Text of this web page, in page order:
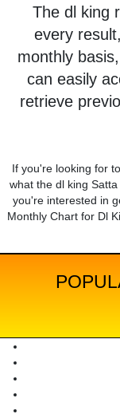
The dl king
every
monthly
can easily
retrieve
If you're looking for
what the dl king
you're interested in
Monthly Chart for Dl